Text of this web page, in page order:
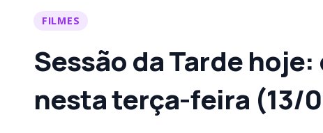
FILMES
Sessão da Tarde
nesta terça-feira (13/